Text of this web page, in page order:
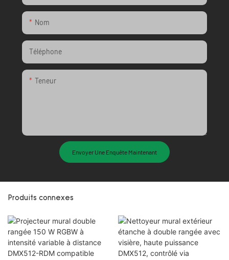
Nom
Téléphone
Teneur
Envoyer Une Enquête Maintenant
Produits connexes